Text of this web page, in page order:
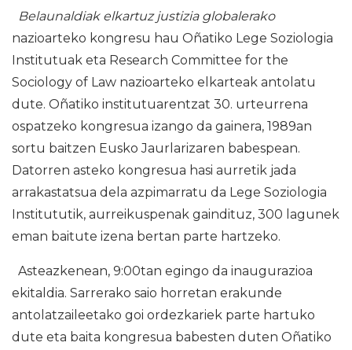
Belaunaldiak elkartuz justizia globalerako
nazioarteko kongresu hau Oñatiko Lege Soziologia
Institutuak eta Research Committee for the
Sociology of Law nazioarteko elkarteak antolatu
dute. Oñatiko institutuarentzat 30. urteurrena
ospatzeko kongresua izango da gainera, 1989an
sortu baitzen Eusko Jaurlarizaren babespean.
Datorren asteko kongresua hasi aurretik jada
arrakastatsua dela azpimarratu da Lege Soziologia
Institututik, aurreikuspenak gaindituz, 300 lagunek
eman baitute izena bertan parte hartzeko.
Asteazkenean, 9:00tan egingo da inaugurazioa
ekitaldia. Sarrerako saio horretan erakunde
antolatzaileetako goi ordezkariek parte hartuko
dute eta baita kongresua babesten duten Oñatiko